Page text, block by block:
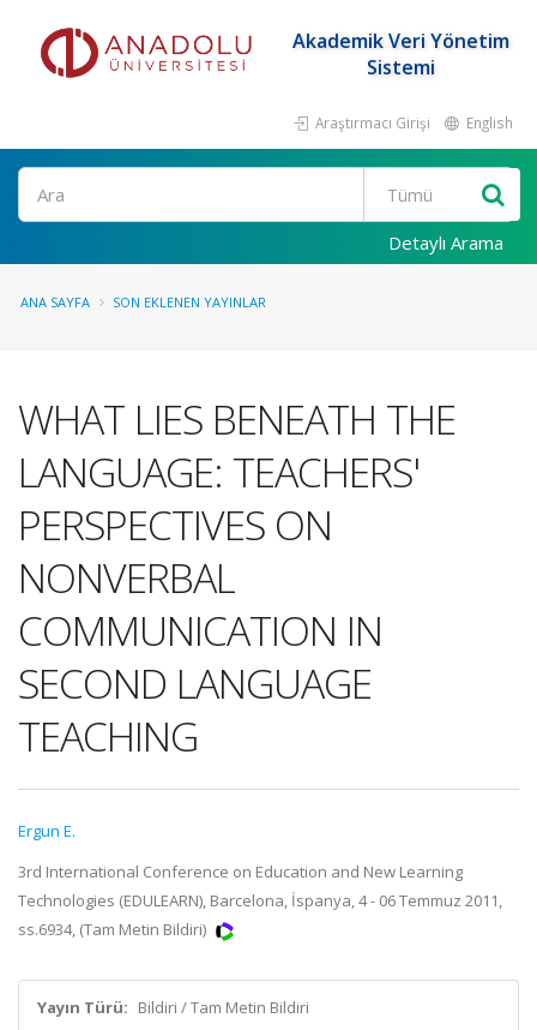
Akademik Veri Yönetim
Sistemi
Araştırmacı Girişi English
Ara
Detaylı Arama
ANA SAYFA SON EKLENEN YAYINLAR
WHAT LIES BENEATH THE
LANGUAGE: TEACHERS'
PERSPECTIVES ON
NONVERBAL
COMMUNICATION IN
SECOND LANGUAGE
TEACHING
Ergun E.
3rd International Conference on Education and New Learning
Technologies (EDULEARN), Barcelona, İspanya, 4 - 06 Temmuz 2011,
ss.6934, (Tam Metin Bildiri)
Yayın Türü: Bildiri / Tam Metin Bildiri